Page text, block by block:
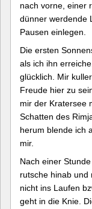
nach vorne, einer
dünner werdende
Pausen einlegen.
Die ersten
als ich ihn
glücklich. Mir
Freude hier zu
mir der Kratersee
Schatten des
herum blende ich
mir.
Nach einer
rutsche hinab und
nicht ins Laufen
geht in die Knie.